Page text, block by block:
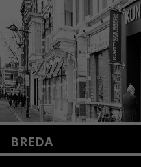
Lees meer
BREDA